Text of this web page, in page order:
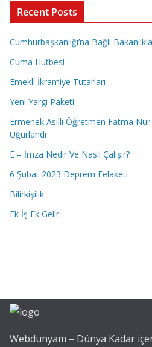
Recent Posts
Cumhurbaşkanlığı’na Bağlı
Cuma Hutbesi
Emekli İkramiye Tutarları
Yeni Yargı Paketi
Ermenek Asıllı Öğretmen Fatma
Uğurlandı
E – İmza Nedir Ve Nasıl Çalışır?
6 Şubat 2023 Deprem Felaketi
Bilirkişilik
Ek İş Ek Gelir
Webdunyam – Dünya Kadar